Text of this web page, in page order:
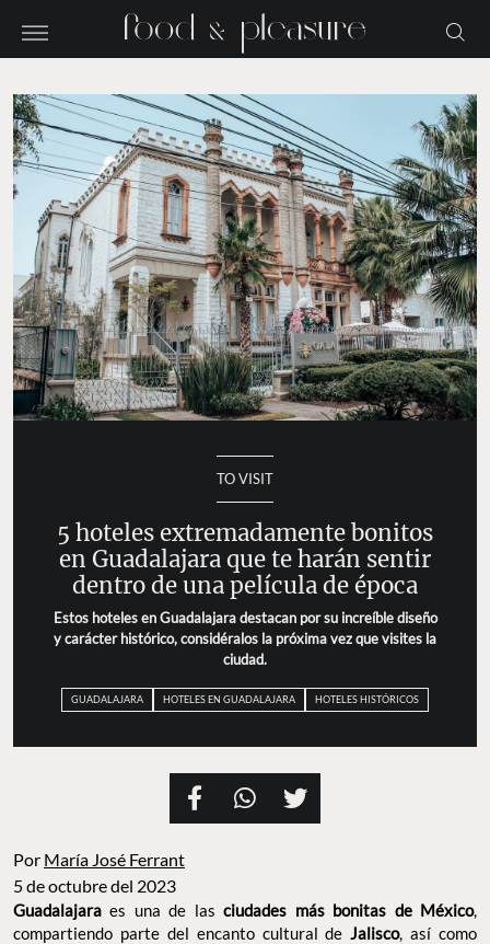
TO VISIT
5 hoteles extremadamente bonitos
en Guadalajara que te harán sentir
dentro de una película de época
Estos hoteles en Guadalajara destacan por su increíble diseño
y carácter histórico, considéralos la próxima vez que visites la
ciudad.
GUADALAJARA HOTELES EN GUADALAJARA HOTELES HISTÓRICOS
Por María José Ferrant
5 de octubre del 2023
Guadalajara es una de las ciudades más bonitas de México,
compartiendo parte del encanto cultural deJalisco, así como